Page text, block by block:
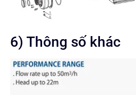
6) Thông số khác